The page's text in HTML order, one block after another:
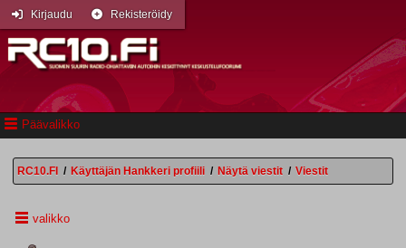
Päävalikko
Kirjaudu Rekisteröidy
RC10.FI / Käyttäjän Hankkeri profiili / Näytä viestit / Viestit
valikko